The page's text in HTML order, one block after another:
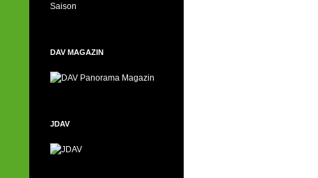
Saison
DAV MAGAZIN
JDAV